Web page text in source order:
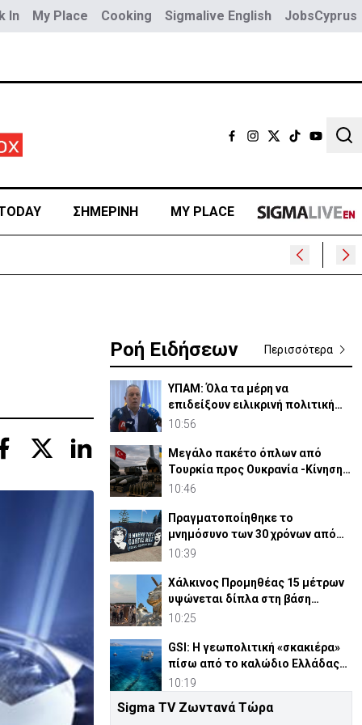
In My Place Cooking Sigmalive English JobsCyprus
ΣΗΜΕΡΙΝΗ MY PLACE
Ροή Ειδήσεων Περισσότερα
ΥΠΑΜ: Όλα τα μέρη να
επιδείξουν ειλικρινή πολιτική
βούληση στο Κυπριακό
10:56
Μεγάλο πακέτο όπλων από
Τουρκία προς Ουκρανία -Κίνηση
με μήνυμα προς Μόσχα;
10:46
Πραγματοποίηθηκε το
μνημόσυνο των 30 χρόνων από
τις θυσίες Ισαάκ-Σολωμού (pic)
10:39
Χάλκινος Προμηθέας 15 μέτρων
υψώνεται δίπλα στη βάση
SpaceX του Έλον Μασκ
10:25
GSI: Η γεωπολιτική «σκακιέρα»
πίσω από το καλώδιο Ελλάδας–
Κύπρου–Ισραήλ
10:19
ΚΕ: Σαφής προοπτική
Sigma TV Ζωντανά Τώρα